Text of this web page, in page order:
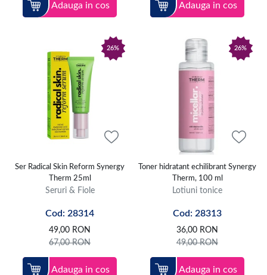
Adauga in cos Adauga in cos
26%
Ser Radical Skin Reform Synergy
Therm 25ml
Seruri & Fiole
Cod: 28314
49,00 RON
67,00RON
Adauga in cos
26%
Toner hidratant echilibrant Synergy
Therm, 100 ml
Lotiuni tonice
Cod: 28313
36,00 RON
49,00RON
Adauga in cos